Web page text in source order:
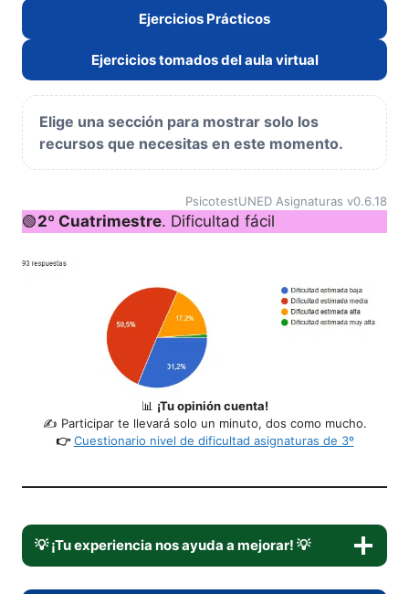
Ejercicios Prácticos
Ejercicios tomados del aula virtual
Elige una sección para mostrar solo los
recursos que necesitas en este momento.
PsicotestUNED Asignaturas v0.6.18
🟢2º Cuatrimestre. Dificultad fácil
📊 ¡Tu opinión cuenta!
✍️ Participar te llevará solo un minuto, dos como mucho.
👉 Cuestionario nivel de dificultad asignaturas de 3º
💡¡Tu experiencia nos ayuda a mejorar! 💡